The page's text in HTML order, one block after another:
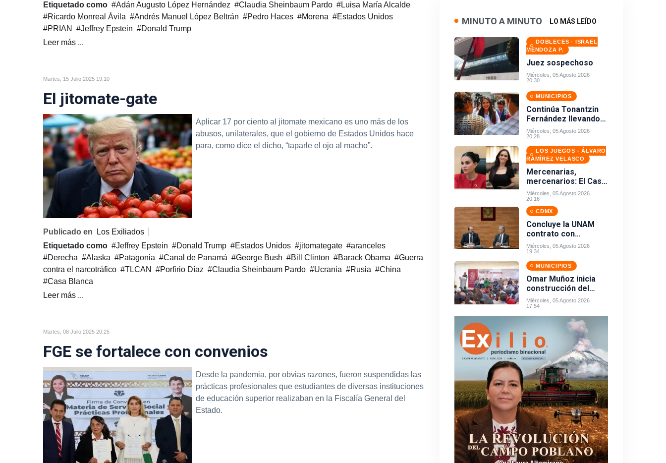
Etiquetado como
Adán Augusto López Hernández Claudia Sheinbaum Pardo
Luisa María Alcalde
Ricardo Monreal Ávila
Andrés Manuel López Beltrán Pedro Haces Morena
Estados Unidos
PRIAN
Jeffrey Epstein
Donald Trump
Leer más ...
Martes, 15 Julio 2025 19:10
El jitomate-gate
Aplicar 17 por ciento al jitomate mexicano es uno más de los
abusos, unilaterales, que el gobierno de Estados Unidos hace
para, como dice el dicho, “taparle el ojo al macho”.
Publicado en
Los Exiliados
Etiquetado como
Jeffrey Epstein Donald Trump Estados Unidos jitomategate
aranceles
Derecha
Alaska Patagonia Canal de Panamá George Bush Bill Clinton Barack Obama
Guerra
contra el narcotráfico
TLCAN Porfirio Díaz Claudia Sheinbaum Pardo Ucrania Rusia
China
Casa Blanca
Leer más ...
Martes, 08 Julio 2025 20:25
FGE se fortalece con convenios
Desde la pandemia, por obvias razones, fueron suspendidas las
prácticas profesionales que estudiantes de diversas instituciones
de educación superior realizaban en la Fiscalía General del
Estado.
MINUTO A MINUTO LO MÁS LEÍDO
DOBLECES - ISRAEL
MENDOZA P.
Juez sospechoso
Miércoles, 05 Agosto 2026
20:30
MUNICIPIOS
Continúa Tonantzin
Fernández llevando
obra pública a todos
los barrios de San
Pedro Cholula
Miércoles, 05 Agosto 2026
20:28
LOS JUEGOS - ÁLVARO
RAMÍREZ VELASCO
Mercenarias,
mercenarios: El Caso
Nay-Grace
Miércoles, 05 Agosto 2026
20:16
CDMX
Concluye la UNAM
contrato con
Territorium Life tras
crisis por examen
virtual
Miércoles, 05 Agosto 2026
19:34
MUNICIPIOS
Omar Muñoz inicia
construcción del
Parque de las
Infancias
Miércoles, 05 Agosto 2026
17:54